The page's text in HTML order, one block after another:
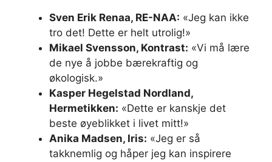
Sven Erik Renaa, RE-NAA: «Jeg kan ikke
tro det! Dette er helt utrolig!»
Mikael Svensson, Kontrast: «Vi må lære
de nye å jobbe bærekraftig og
økologisk.»
Kasper Hegelstad Nordland,
Hermetikken: «Dette er kanskje det
beste øyeblikket i livet mitt!»
Anika Madsen, Iris: «Jeg er så
takknemlig og håper jeg kan inspirere